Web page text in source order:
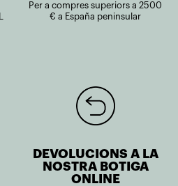
Per a compres superiors a 2500
€ a España peninsular
DEVOLUCIONS A LA
NOSTRA BOTIGA
ONLINE